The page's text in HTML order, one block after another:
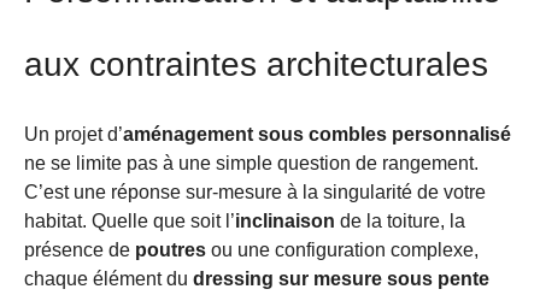
aux contraintes architecturales
Un projet d’aménagement sous combles personnalisé
ne se limite pas à une simple question de rangement.
C’est une réponse sur-mesure à la singularité de votre
habitat. Quelle que soit l’inclinaison de la toiture, la
présence de poutres ou une configuration complexe,
chaque élément du dressing sur mesure sous pente